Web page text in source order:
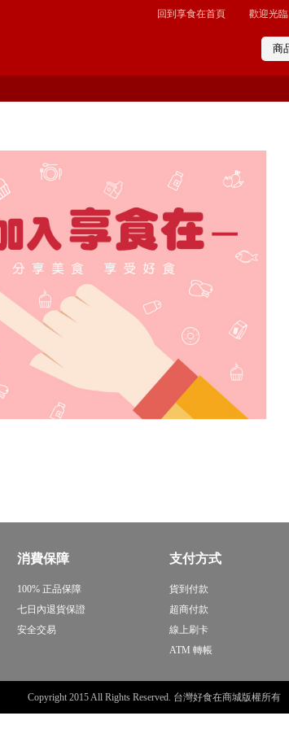
回到享食在首頁 歡迎光臨
消費保障
100% 正品保障
七日內退貨保證
安全交易
支付方式
貨到付款
超商付款
線上刷卡
ATM 轉帳
Copyright 2015 All Rights Reserved. 台灣好食在商城版權所有